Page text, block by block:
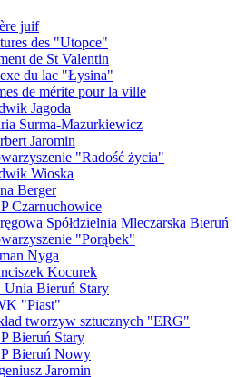
juif
des "Utopce"
de St Valentin
du lac "Łysina"
de mérite pour la ville
Jagoda
Surma-Mazurkiewicz
Jaromin
"Radość życia"
Wioska
Berger
Czarnuchowice
Spółdzielnia Mleczarska Bieruń
"Porąbek"
Nyga
Kocurek
Unia Bieruń Stary
"Piast"
tworzyw sztucznych "ERG"
Bieruń Stary
Bieruń Nowy
Jaromin